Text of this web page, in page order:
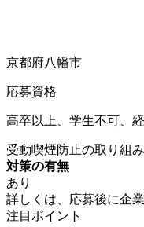
京都府八幡市
応募資格
高卒以上、学生不可、
受動喫煙防止の取り組み
対策の有無
あり
詳しくは、応募後に企
注目ポイント